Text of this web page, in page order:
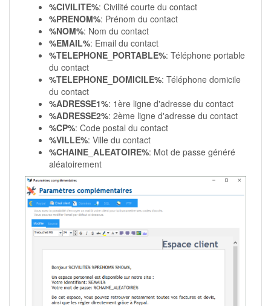
%CIVILITE%: Civilité courte du contact
%PRENOM%: Prénom du contact
%NOM%: Nom du contact
%EMAIL%: Email du contact
%TELEPHONE_PORTABLE%: Téléphone portable
du contact
%TELEPHONE_DOMICILE%: Téléphone domicile
du contact
%ADRESSE1%: 1ère ligne d'adresse du contact
%ADRESSE2%: 2ème ligne d'adresse du contact
%CP%: Code postal du contact
%VILLE%: Ville du contact
%CHAINE_ALEATOIRE%: Mot de passe généré
aléatoirement